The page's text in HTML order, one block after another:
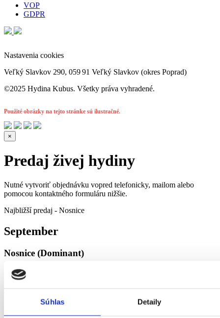
Súhlas Detaily
VOP
GDPR
Nastavenia cookies
Veľký Slavkov 290, 059 91 Veľký Slavkov (okres Poprad)
©2025 Hydina Kubus. Všetky práva vyhradené.
Použité obrázky na tejto stránke sú ilustračné.
×
Predaj živej hydiny
Nutné vytvoriť objednávku vopred telefonicky, mailom alebo
pomocou kontaktného formuláru nižšie.
Najbližší predaj - Nosnice
September
Nosnice (Dominant)
Sezóna predaja
marec - jún, september - október
Objednať
1-dňové brojlérové kuriatka - Predaj ukončený